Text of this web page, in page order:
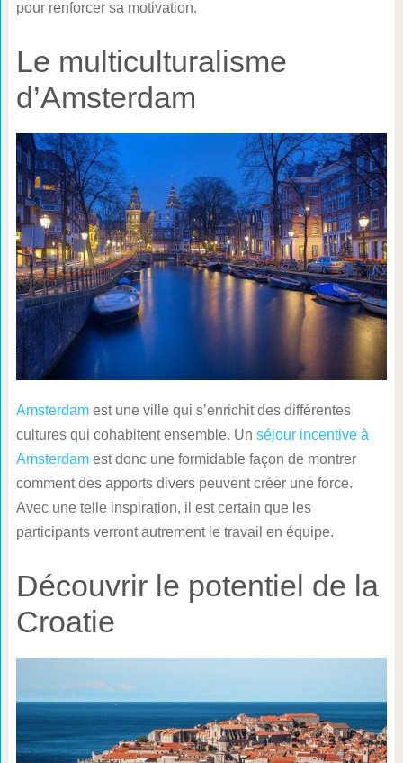
pour renforcer sa motivation.
Le multiculturalisme
d’Amsterdam
Amsterdamest une ville qui s’enrichit des différentes
cultures qui cohabitent ensemble. Un séjour incentive à
Amsterdamest donc une formidable façon de montrer
comment des apports divers peuvent créer une force.
Avec une telle inspiration, il est certain que les
participants verront autrement le travail en équipe.
Découvrir le potentiel de la
Croatie